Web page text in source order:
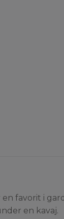
en favorit i
en kavaj.